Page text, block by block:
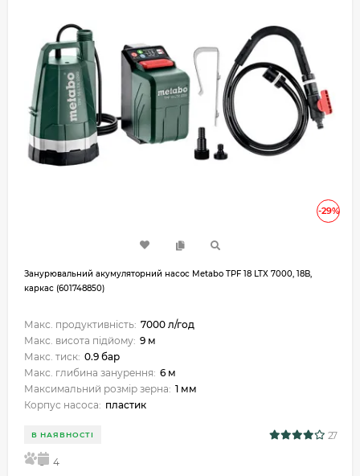
-29%
Занурювальний акумуляторний насос Metabo TPF 18 LTX 7000, 18В,
каркас (601748850)
Макс. продуктивність: 7000 л/год
Макс. висота підйому: 9 м
Макс. тиск: 0.9 бар
Макс. глибина занурення: 6 м
Максимальний розмір зерна: 1 мм
Корпус насоса: пластик
В НАЯВНОСТІ 27
5 4